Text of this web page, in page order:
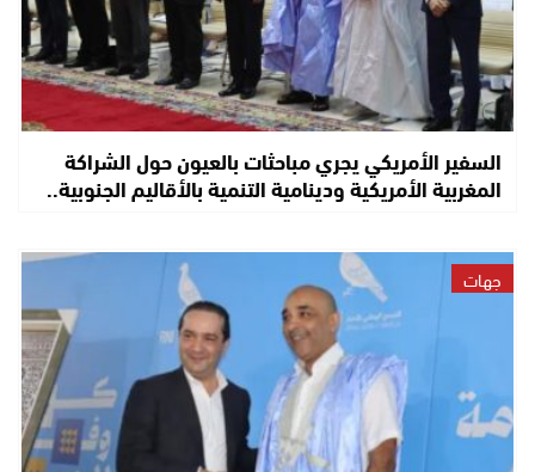
السفير الأمريكي يجري مباحثات بالعيون حول الشراكة
المغربية الأمريكية ودينامية التنمية بالأقاليم الجنوبية..
جهات